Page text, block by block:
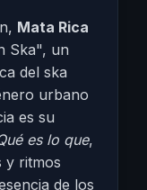
Mata Rica
Ska", un
del ska
urbano
es su
es lo que,
y ritmos
de los